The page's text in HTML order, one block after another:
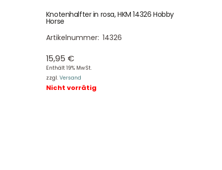
Knotenhalfter in rosa, HKM 14326 Hobby
Horse
Artikelnummer: 14326
15,95 €
Enthält 19% MwSt.
zzgl. Versand
Nicht vorrätig